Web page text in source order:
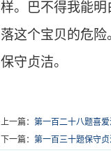
样。巴不得我能
落这个宝贝的危
保守贞洁。
上一篇： 第一百二十八题喜
下一篇： 第一百三十题保守